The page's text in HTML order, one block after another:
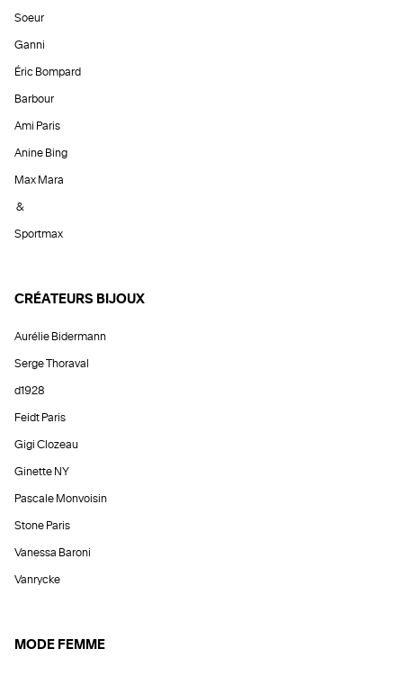
Soeur
Ganni
Éric Bompard
Barbour
Ami Paris
Anine Bing
Max Mara
&
Sportmax
CRÉATEURS BIJOUX
Aurélie Bidermann
Serge Thoraval
d1928
Feidt Paris
Gigi Clozeau
Ginette NY
Pascale Monvoisin
Stone Paris
Vanessa Baroni
Vanrycke
MODE FEMME